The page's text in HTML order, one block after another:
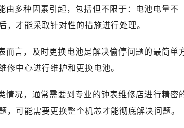
9层907室（需提前预约）
座22层08室（需提前预约）
03室（需提前预约）
由多种因素引起，包括但不限于：电池电量不
，才能采取针对性的措施进行处理。
而言，及时更换电池是解决偷停问题的最简单
修中心进行维护和更换电池。
况，通常需要到专业的钟表维修店进行精密
可能需要更换整个机芯才能彻底解决问题。